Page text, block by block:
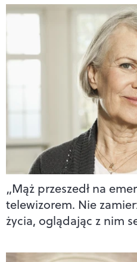
„Mąż przeszedł na
telewizorem. Nie
życia, oglądając z nim